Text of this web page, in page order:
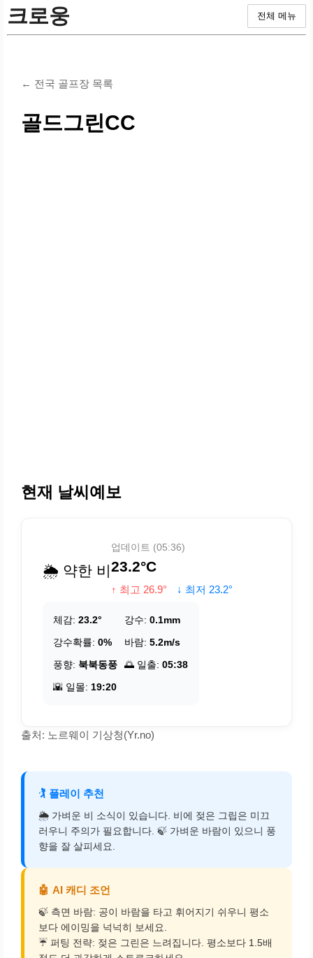
크로웅 전체 메뉴
← 전국 골프장 목록
골드그린CC
현재 날씨예보
🌦️ 약한 비
업데이트 (05:36)
23.2°C
↑ 최고 26.9° ↓ 최저 23.2°
체감: 23.2° 강수: 0.1mm
강수확률: 0% 바람: 5.2m/s
풍향: 북북동풍 🌅 일출: 05:38
🌇 일몰: 19:20
출처: 노르웨이 기상청(Yr.no)
🏌️ 플레이 추천
🌦️ 가벼운 비 소식이 있습니다. 비에 젖은 그립은 미끄
러우니 주의가 필요합니다. 🍃 가벼운 바람이 있으니 풍
향을 잘 살피세요.
🤖 AI 캐디 조언
🍃 측면 바람: 공이 바람을 타고 휘어지기 쉬우니 평소
보다 에이밍을 넉넉히 보세요.
☔ 퍼팅 전략: 젖은 그린은 느려집니다. 평소보다 1.5배